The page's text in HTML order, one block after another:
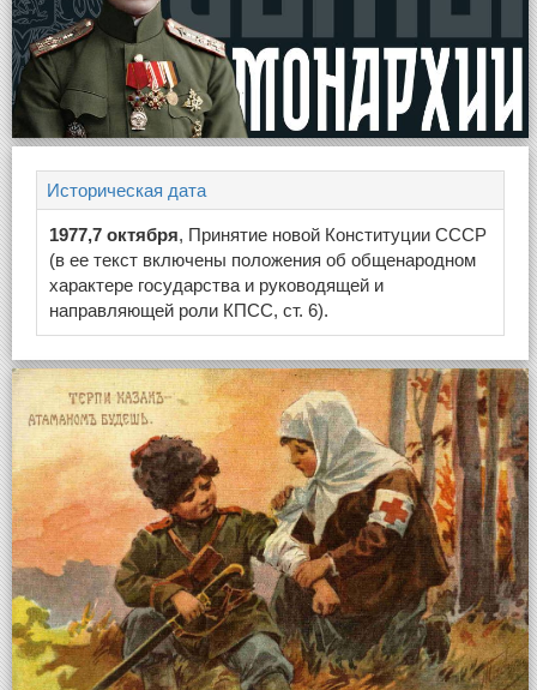
Историческая дата
1977,7 октября, Принятие новой Конституции СССР
(в ее текст включены положения об общенародном
характере государства и руководящей и
направляющей роли КПСС, ст. 6).